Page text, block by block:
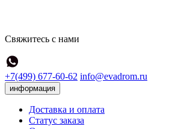
Свяжитесь с нами
+7(499) 677-60-62 info@evadrom.ru
информация
Доставка и оплата
Статус заказа